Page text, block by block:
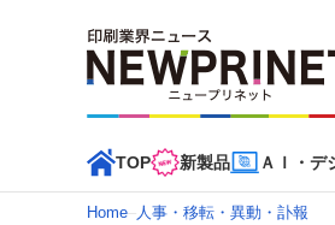
TOP 新製品 ＡＩ・デ
Home– 人事・移転・異動・訃報